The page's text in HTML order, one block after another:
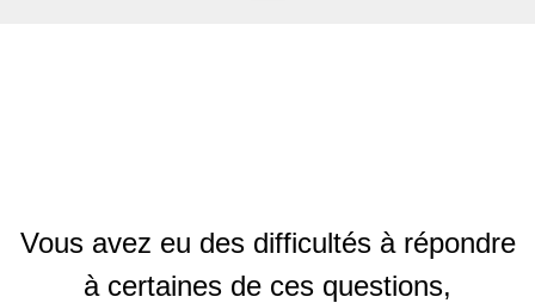
Vous avez eu des difficultés à répondre
à certaines de ces questions,